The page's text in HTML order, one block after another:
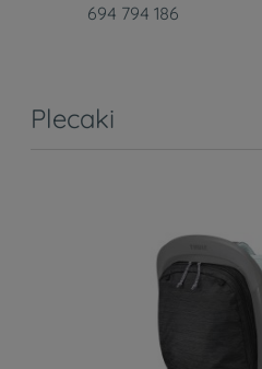
694 794 186
Plecaki